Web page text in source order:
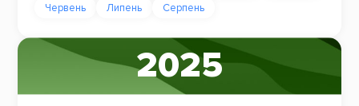
Червень
Липень Серпень
2025